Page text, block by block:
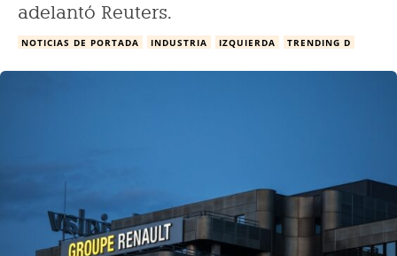
adelantó Reuters.
NOTICIAS DE PORTADA INDUSTRIA IZQUIERDA TRENDING D